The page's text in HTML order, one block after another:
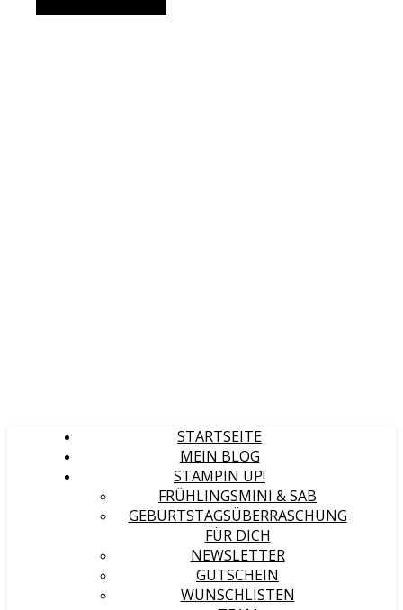
STARTSEITE
MEIN BLOG
STAMPIN UP!
FRÜHLINGSMINI & SAB
GEBURTSTAGSÜBERRASCHUNG
FÜR DICH
NEWSLETTER
GUTSCHEIN
WUNSCHLISTEN